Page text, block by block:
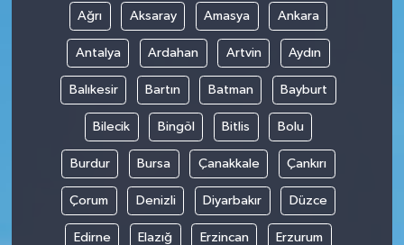
Ağrı Aksaray Amasya Ankara
Antalya Ardahan Artvin Aydın
Balıkesir Bartın Batman Bayburt
Bilecik Bingöl Bitlis Bolu
Burdur Bursa Çanakkale Çankırı
Çorum Denizli Diyarbakır Düzce
Edirne Elazığ Erzincan Erzurum